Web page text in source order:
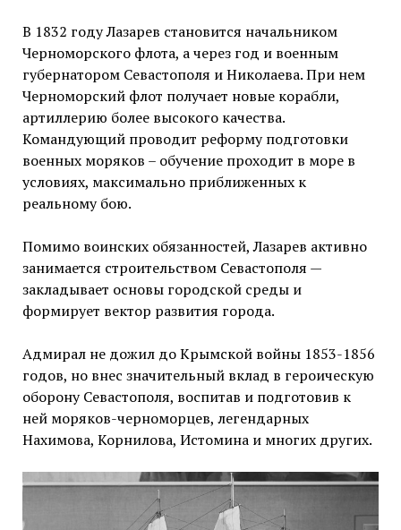
В 1832 году Лазарев становится начальником
Черноморского флота, а через год и военным
губернатором Севастополя и Николаева. При нем
Черноморский флот получает новые корабли,
артиллерию более высокого качества.
Командующий проводит реформу подготовки
военных моряков – обучение проходит в море в
условиях, максимально приближенных к
реальному бою.
Помимо воинских обязанностей, Лазарев активно
занимается строительством Севастополя —
закладывает основы городской среды и
формирует вектор развития города.
Адмирал не дожил до Крымской войны 1853-1856
годов, но внес значительный вклад в героическую
оборону Севастополя, воспитав и подготовив к
ней моряков-черноморцев, легендарных
Нахимова, Корнилова, Истомина и многих других.